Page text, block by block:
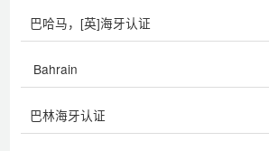
巴哈马，[英]海牙认证
Bahrain
巴林海牙认证